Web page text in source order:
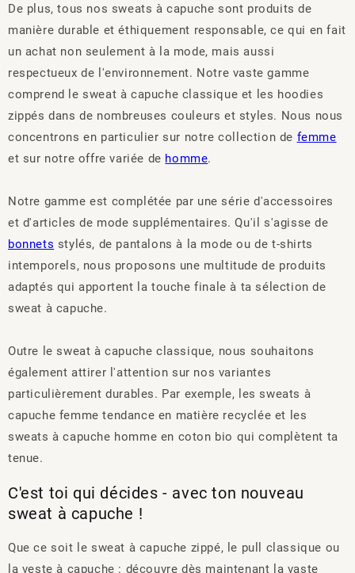
De plus, tous nos sweats à capuche sont produits de
manière durable et éthiquement responsable, ce qui en fait
un achat non seulement à la mode, mais aussi
respectueux de l'environnement. Notre vaste gamme
comprend le sweat à capuche classique et les hoodies
zippés dans de nombreuses couleurs et styles. Nous nous
concentrons en particulier sur notre collection de femme
et sur notre offre variée de homme.
Notre gamme est complétée par une série d'accessoires
et d'articles de mode supplémentaires. Qu'il s'agisse de
bonnets stylés, de pantalons à la mode ou de t-shirts
intemporels, nous proposons une multitude de produits
adaptés qui apportent la touche finale à ta sélection de
sweat à capuche.
Outre le sweat à capuche classique, nous souhaitons
également attirer l'attention sur nos variantes
particulièrement durables. Par exemple, les sweats à
capuche femme tendance en matière recyclée et les
sweats à capuche homme en coton bio qui complètent ta
tenue.
C'est toi qui décides - avec ton nouveau
sweat à capuche !
Que ce soit le sweat à capuche zippé, le pull classique ou
la veste à capuche : découvre dès maintenant la vaste